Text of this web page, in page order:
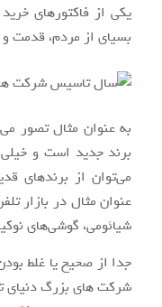
یکی از فاکتورهای
بسیای از مردم، قدمت
به عنوان مثال تصور
برند جدید است و خیلی
می‌توان از برندهای
عنوان مثال در بازار
شیائومی، گوشی‌های
جدا از صحیح یا غلط
شرکت های بزرگ دنیای